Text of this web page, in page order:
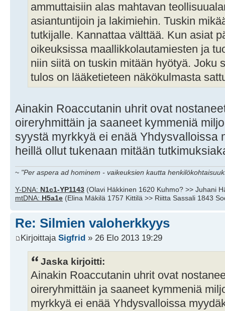
ammuttaisiin alas mahtavan
asiantuntijoin ja lakimiehin. Tuskin
tutkijalle. Kannattaa välttää. Kun asiat
oikeuksissa maallikkolautamiesten ja
niin siitä on tuskin mitään hyötyä. Joku
tulos on lääketieteen näkökulmasta
Ainakin Roaccutanin uhrit ovat
oireryhmittäin ja saaneet kymmeniä
syystä myrkkyä ei enää Yhdysvalloissa
heillä ollut tukenaan mitään
~ "Per aspera ad hominem - vaikeuksien kautta
Y-DNA: N1c1-YP1143 (Olavi Häkkinen 1620 Kuhmo? >> Juhani
mtDNA: H5a1e (Elina Mäkilä 1757 Kittilä >> Riitta Sassali 1843
Re: Silmien valoherkkyys
Kirjoittaja Sigfrid » 26 Elo 2013 19:29
Jaska kirjoitti:
Ainakin Roaccutanin uhrit ovat
oireryhmittäin ja saaneet kymmeniä
myrkkyä ei enää Yhdysvalloissa